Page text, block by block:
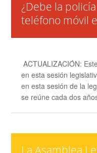
¿Debe la
teléfono móvil
ACTUALIZACIÓN:
en esta sesión
en esta sesión de la
se reúne cada dos
La Asamblea